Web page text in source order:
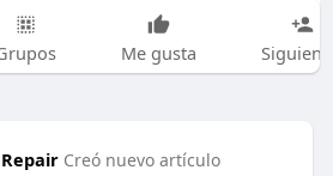
Me gusta
Creó nuevo artículo